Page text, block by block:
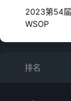
2023第54届
WSOP
排名